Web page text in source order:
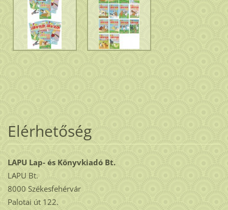
Elérhetőség
LAPU Lap- és Könyvkiadó Bt.
LAPU Bt.
8000 Székesfehérvár
Palotai út 122.